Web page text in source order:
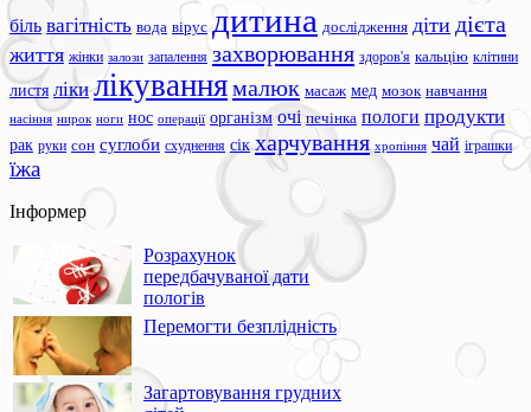
біль вагітність вода вірус дитина дослідження діти дієта
життя жінки залози запалення захворювання здоров'я кальцію клітини
листя ліки лікуваннямалюк масаж мед мозок навчання
насіння нирок ноги нос операції організм очі печінка пологи продукти
рак руки сон суглоби схуднення сік харчування хропіння чай іграшки
їжа
Інформер
Розрахунок
передбачуваної дати
пологів
Перемогти безплідність
Загартовування грудних